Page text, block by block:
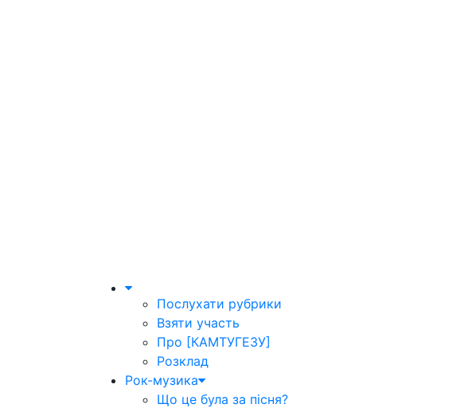
Послухати рубрики
Взяти участь
Про [КАМТУГЕЗУ]
Розклад
Рок-музика
Що це була за пісня?